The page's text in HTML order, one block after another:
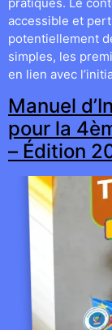
accessible et
potentiellement
simples, les
en lien avec
Manuel
pour la
– Édition